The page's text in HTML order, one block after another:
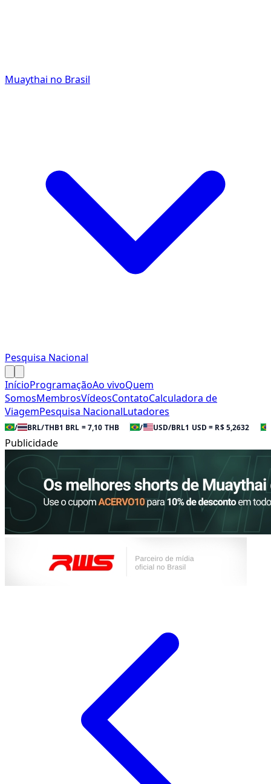
Muaythai no Brasil
Pesquisa Nacional
InícioProgramaçãoAo vivoQuem
SomosMembrosVídeosContatoCalculadora de
ViagemPesquisa NacionalLutadores
/ BRL/THB1 BRL = 7,10 THB / USD/BRL1 USD = R$ 5,2632
Publicidade